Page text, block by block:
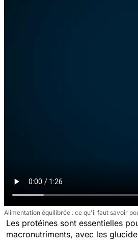
Alimentation équilibrée : ce qu'il faut savoir
Les protéines sont essentielles
macronutriments, avec les